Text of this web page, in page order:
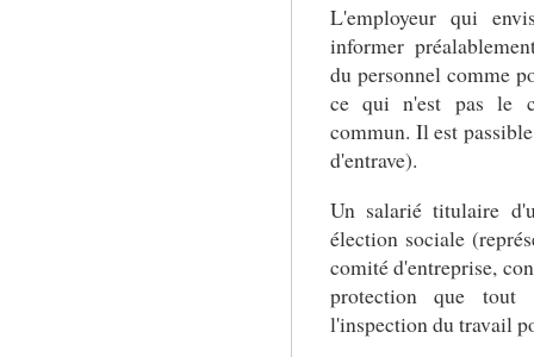
L'employeur qui
informer
du personnel comme
ce qui n'est pas le
commun. Il est
d'entrave).
Un salarié titulaire
élection sociale
comité d'entreprise,
protection que tout
l'inspection du travail